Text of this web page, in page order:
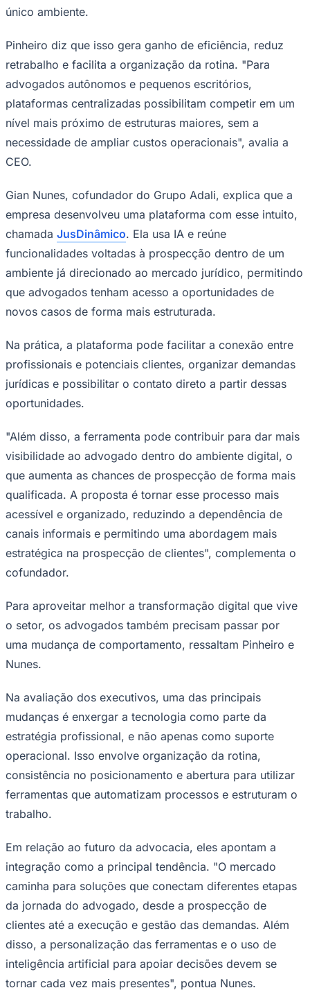
Corinthians
São Paulo
único ambiente.
Pinheiro diz que isso gera ganho de eficiência, reduz
retrabalho e facilita a organização da rotina. "Para
advogados autônomos e pequenos escritórios,
plataformas centralizadas possibilitam competir em um
nível mais próximo de estruturas maiores, sem a
necessidade de ampliar custos operacionais", avalia a
CEO.
Gian Nunes, cofundador do Grupo Adali, explica que a
empresa desenvolveu uma plataforma com esse intuito,
chamada JusDinâmico. Ela usa IA e reúne
funcionalidades voltadas à prospecção dentro de um
ambiente já direcionado ao mercado jurídico, permitindo
que advogados tenham acesso a oportunidades de
novos casos de forma mais estruturada.
Na prática, a plataforma pode facilitar a conexão entre
profissionais e potenciais clientes, organizar demandas
jurídicas e possibilitar o contato direto a partir dessas
oportunidades.
"Além disso, a ferramenta pode contribuir para dar mais
visibilidade ao advogado dentro do ambiente digital, o
que aumenta as chances de prospecção de forma mais
qualificada. A proposta é tornar esse processo mais
acessível e organizado, reduzindo a dependência de
canais informais e permitindo uma abordagem mais
estratégica na prospecção de clientes", complementa o
cofundador.
Para aproveitar melhor a transformação digital que vive
o setor, os advogados também precisam passar por
uma mudança de comportamento, ressaltam Pinheiro e
Nunes.
Na avaliação dos executivos, uma das principais
mudanças é enxergar a tecnologia como parte da
estratégia profissional, e não apenas como suporte
operacional. Isso envolve organização da rotina,
consistência no posicionamento e abertura para utilizar
ferramentas que automatizam processos e estruturam o
trabalho.
Em relação ao futuro da advocacia, eles apontam a
integração como a principal tendência. "O mercado
caminha para soluções que conectam diferentes etapas
da jornada do advogado, desde a prospecção de
clientes até a execução e gestão das demandas. Além
disso, a personalização das ferramentas e o uso de
inteligência artificial para apoiar decisões devem se
tornar cada vez mais presentes", pontua Nunes.